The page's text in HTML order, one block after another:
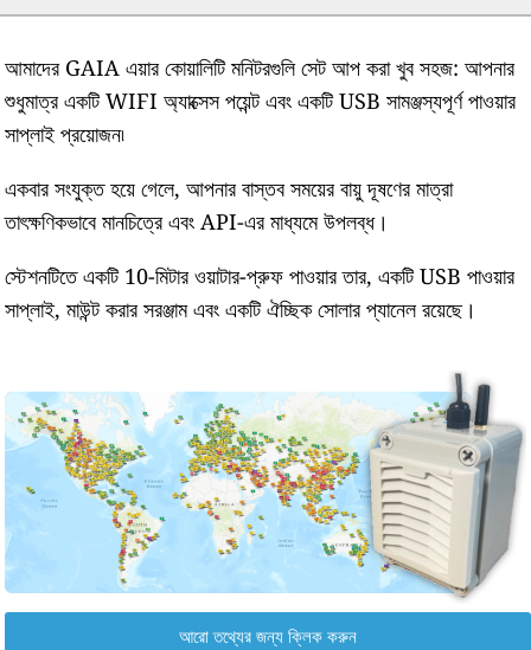
আমাদের GAIA এয়ার কোয়ালিটি মনিটরগুলি সেট আপ করা খুব সহজ: আপনার
শুধুমাত্র একটি WIFI অ্যাক্সেস পয়েন্ট এবং একটি USB সামঞ্জস্যপূর্ণ পাওয়ার
সাপ্লাই প্রয়োজন৷
একবার সংযুক্ত হয়ে গেলে, আপনার বাস্তব সময়ের বায়ু দূষণের মাত্রা
তাৎক্ষণিকভাবে মানচিত্রে এবং API-এর মাধ্যমে উপলব্ধ।
স্টেশনটিতে একটি 10-মিটার ওয়াটার-প্রুফ পাওয়ার তার, একটি USB পাওয়ার
সাপ্লাই, মাউন্ট করার সরঞ্জাম এবং একটি ঐচ্ছিক সোলার প্যানেল রয়েছে।
আরো তথ্যের জন্য ক্লিক করুন